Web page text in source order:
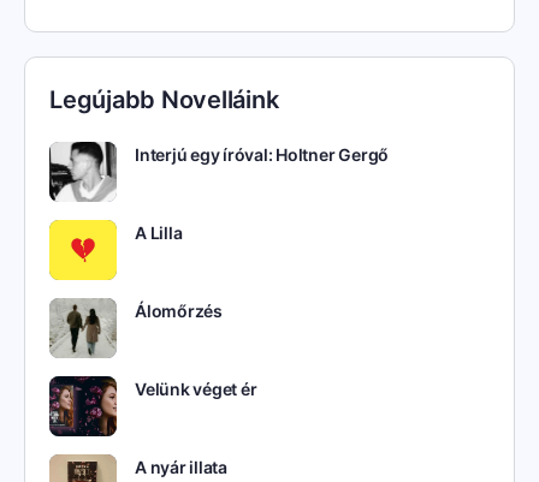
Legújabb Novelláink
Interjú egy íróval: Holtner Gergő
A Lilla
Álomőrzés
Velünk véget ér
A nyár illata